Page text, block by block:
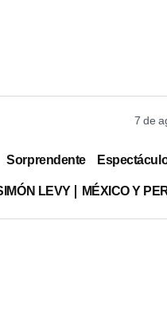
7 de
Sorprendente
LEVY MÉXICO Y